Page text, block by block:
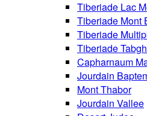
Tiberiade Lac
Tiberiade Mont
Tiberiade
Tiberiade
Capharnaum
Jourdain
Mont Thabor
Jourdain Vallee